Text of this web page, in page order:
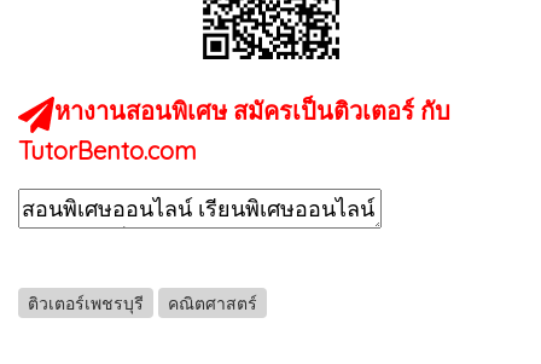
หางานสอนพิเศษ สมัครเป็นติวเตอร์ กับ
TutorBento.com
ติวเตอร์เพชรบุรี คณิตศาสตร์